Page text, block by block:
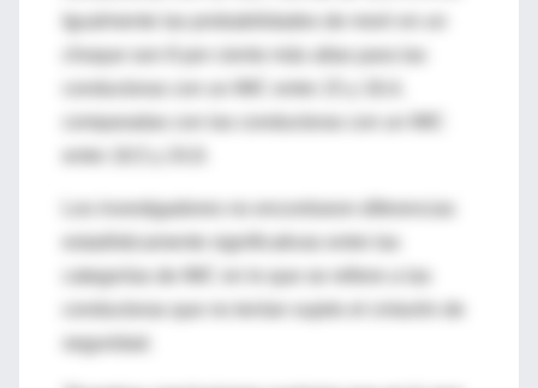
Igualmente las probabilidades de morir en un
choque son 8 por ciento más altas para las
Los investigadores no encontraron diferencias
estadísticamente significativas entre las
categorías de IMC en lo que se refiere a las
seguridad.